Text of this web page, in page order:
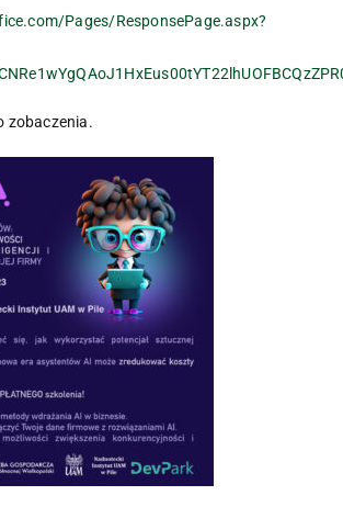
Pages/ResponsePage.aspx?
zobaczenia.